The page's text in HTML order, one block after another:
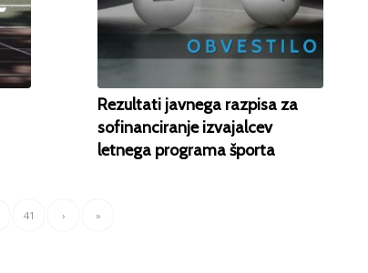
Rezultati javnega razpisa za
sofinanciranje izvajalcev
letnega programa športa
41 › »